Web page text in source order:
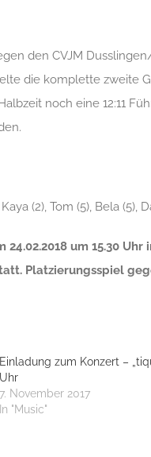
den CVJM
die komplette zweite
noch eine 12:11
(2), Tom (5), Bela (5),
um 15.30
Platzierungsspiel
Einladung zum Konzert –
Uhr
7. November 2017
In "Music"